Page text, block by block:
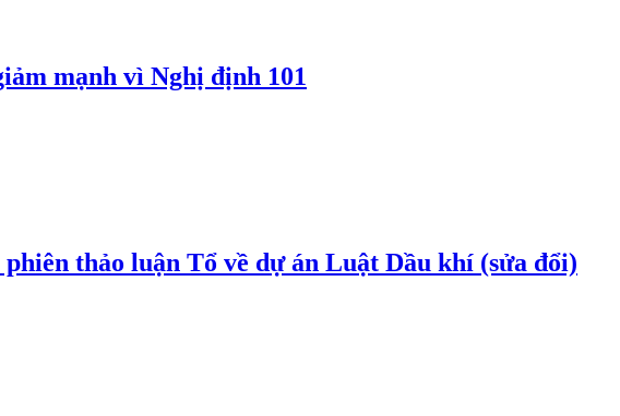
mạnh vì Nghị định 101
thảo luận Tổ về dự án Luật Dầu khí (sửa đổi)